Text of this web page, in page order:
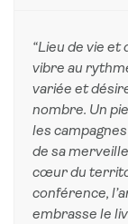
“Lieu de vie et
vibre au
variée et
nombre. Un
les campagnes
de sa
cœur du
conférence,
embrasse le